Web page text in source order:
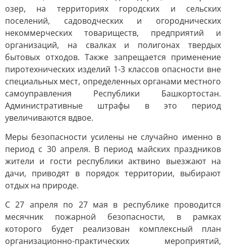
озер, на территориях городских и сельских
поселений, садоводческих и огороднических
некоммерческих товариществ, предприятий и
организаций, на свалках и полигонах твердых
бытовых отходов. Также запрещается применение
пиротехнических изделий 1-3 классов опасности вне
специальных мест, определенных органами местного
самоуправления Республики Башкортостан.
Административные штрафы в это период
увеличиваются вдвое.
Меры безопасности усилены не случайно именно в
период с 30 апреля. В период майских праздников
жители и гости республики актвино выезжают на
дачи, приводят в порядок территории, выбирают
отдых на природе.
С 27 апреля по 27 мая в республике проводится
месячник пожарной безопасности, в рамках
которого будет реализован комплексный план
организационно-практических мероприятий,